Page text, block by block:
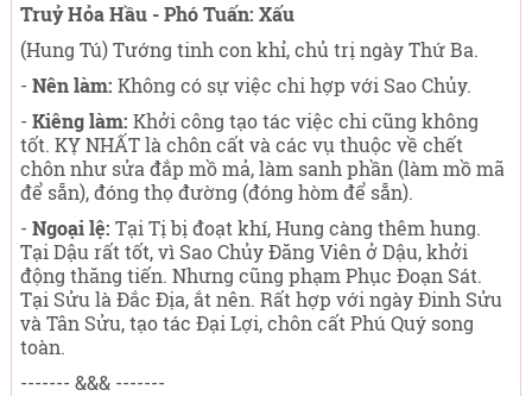
Truỷ Hỏa Hầu - Phó Tuấn: Xấu
(Hung Tú) Tướng tinh con khỉ, chủ trị ngày Thứ Ba.
- Nên làm: Không có sự việc chi hợp với Sao Chủy.
- Kiêng làm: Khởi công tạo tác việc chi cũng không
tốt. KỴ NHẤT là chôn cất và các vụ thuộc về chết
chôn như sửa đắp mồ mả, làm sanh phần (làm mồ mã
để sẵn), đóng thọ đường (đóng hòm để sẵn).
- Ngoại lệ: Tại Tị bị đoạt khí, Hung càng thêm hung.
Tại Dậu rất tốt, vì Sao Chủy Đăng Viên ở Dậu, khởi
động thăng tiến. Nhưng cũng phạm Phục Đoạn Sát.
Tại Sửu là Đắc Địa, ắt nên. Rất hợp với ngày Đinh Sửu
và Tân Sửu, tạo tác Đại Lợi, chôn cất Phú Quý song
toàn.
------- &&& -------